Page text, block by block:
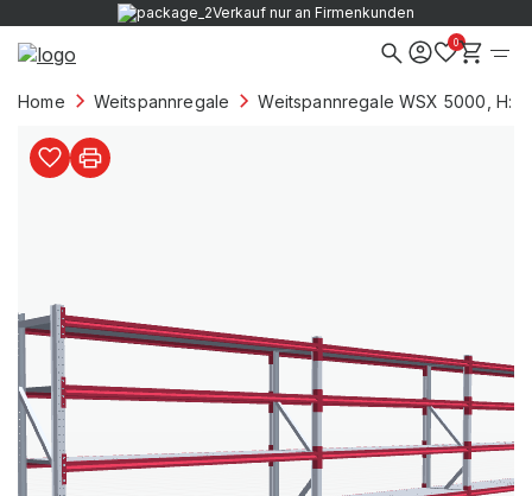
Verkauf nur an Firmenkunden
0
Home Weitspannregale Weitspannregale WSX 5000, H: